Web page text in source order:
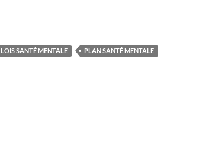
LOIS SANTÉ MENTALE
PLAN SANTÉ MENTALE